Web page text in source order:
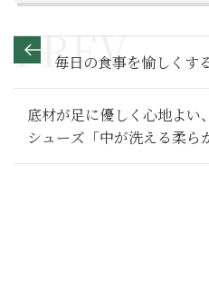
毎日の食事を愉しくす
底材が足に優しく心地よい
シューズ「中が洗える柔ら